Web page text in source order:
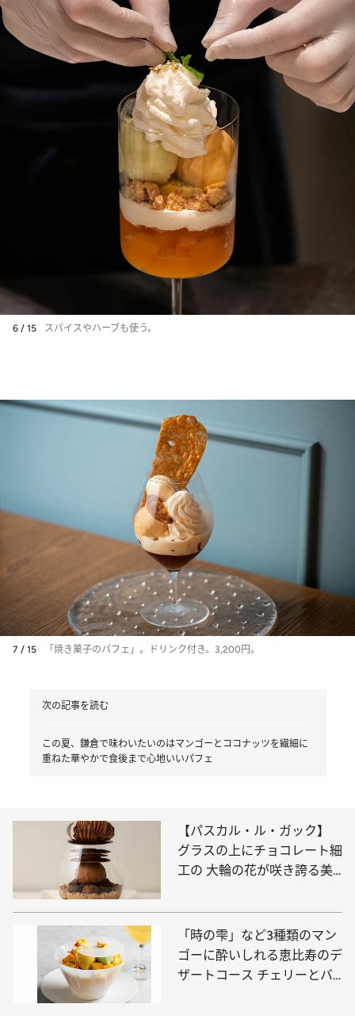
6 / 15 スパイスやハーブも使う。
7 / 15 「焼き菓子のパフェ」。ドリンク付き。3,200円。
次の記事を読む
この夏、鎌倉で味わいたいのはマンゴーとココナッツを繊細に
重ねた華やかで食後まで心地いいパフェ
【パスカル・ル・ガック】
グラスの上にチョコレート細
工の 大輪の花が咲き誇る美
「時の雫」など3種類のマン
ゴーに酔いしれる恵比寿のデ
ザートコース チェリーとバ